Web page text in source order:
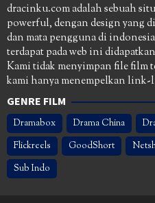
dracinku.com adalah sebuah
powerful, dengan design yang
dan mata pengguna di
terdapat pada web ini
Kami tidak menyimpan file film
kami hanya menempelkan link-
GENRE FILM
Dramabox Drama China
Flickreels
GoodShort
Sub Indo